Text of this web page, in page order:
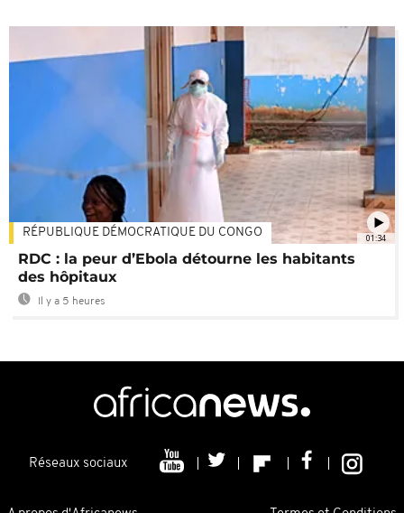
01:34
RÉPUBLIQUE DÉMOCRATIQUE DU CONGO
RDC : la peur d’Ebola détourne les habitants
des hôpitaux
Il y a 5 heures
Réseaux sociaux